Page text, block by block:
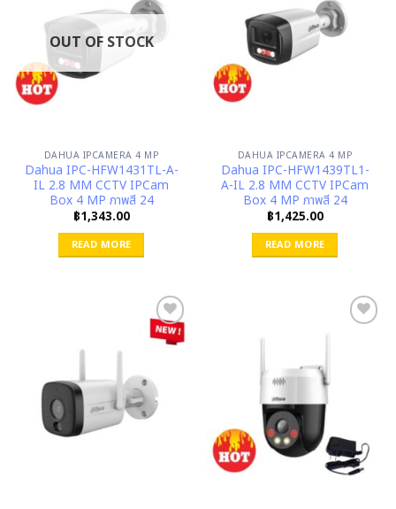
OUT OF STOCK
DAHUA IPCAMERA 4 MP
Dahua IPC-HFW1431TL-A-
IL 2.8 MM CCTV IPCam
Box 4 MP ภาพสี 24
฿1,343.00
READ MORE
DAHUA IPCAMERA 4 MP
Dahua IPC-HFW1439TL1-
A-IL 2.8 MM CCTV IPCam
Box 4 MP ภาพสี 24
฿1,425.00
READ MORE